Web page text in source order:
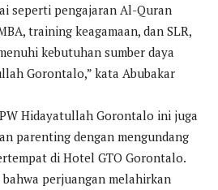
seperti pengajaran Al-Quran
training keagamaan, dan SLR,
kebutuhan sumber daya
Gorontalo,” kata Abubakar
Hidayatullah Gorontalo ini juga
parenting dengan mengundang
di Hotel GTO Gorontalo.
perjuangan melahirkan